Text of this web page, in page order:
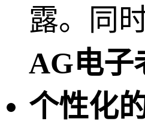
露。同
AG电子
个性化